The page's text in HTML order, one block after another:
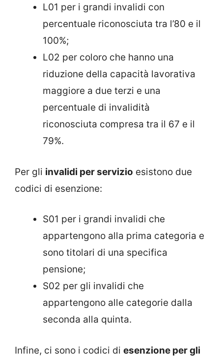
L01 per i grandi invalidi con
percentuale riconosciuta tra l’80 e il
100%;
L02 per coloro che hanno una
riduzione della capacità lavorativa
maggiore a due terzi e una
percentuale di invalidità
riconosciuta compresa tra il 67 e il
79%.
Per gli invalidi per servizio esistono due
codici di esenzione:
S01 per i grandi invalidi che
appartengono alla prima categoria e
sono titolari di una specifica
pensione;
S02 per gli invalidi che
appartengono alle categorie dalla
seconda alla quinta.
Infine, ci sono i codici di esenzione per gli